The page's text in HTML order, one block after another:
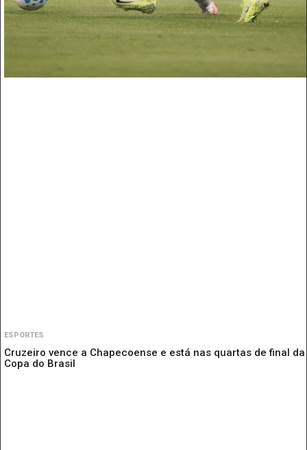
ESPORTES
Cruzeiro vence a Chapecoense e está nas quartas de final da
Copa do Brasil